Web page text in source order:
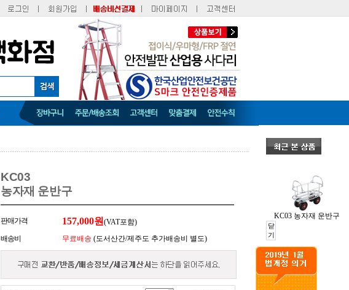
KC03 농자재 운반구
닫
기
KC03
농자재 운반구
판매가격 157,000원 (VAT포함)
배송비
무료배송 (도서산간/제주도 추가배송비 별도)